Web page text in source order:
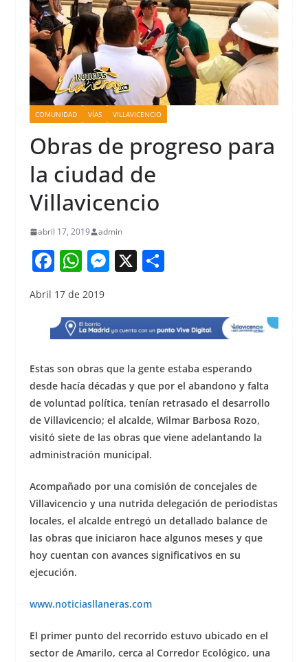
COMUNIDAD VÍAS VILLAVICENCIO
Obras de progreso para
la ciudad de
Villavicencio
abril 17, 2019 admin
F
c
e
b
o
o
k
W
at
s
A
p
p
M
e
n
g
er
X S
e
Abril 17 de 2019
Estas son obras que la gente estaba esperando
desde hacía décadas y que por el abandono y falta
de voluntad política, tenían retrasado el desarrollo
de Villavicencio; el alcalde, Wilmar Barbosa Rozo,
visitó siete de las obras que viene adelantando la
administración municipal.
Acompañado por una comisión de concejales de
Villavicencio y una nutrida delegación de periodistas
locales, el alcalde entregó un detallado balance de
las obras que iniciaron hace algunos meses y que
hoy cuentan con avances significativos en su
ejecución.
www.noticiasllaneras.com
El primer punto del recorrido estuvo ubicado en el
sector de Amarilo, cerca al Corredor Ecológico, una